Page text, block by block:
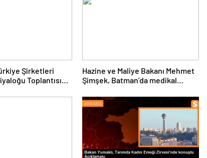
Şirketleri
Toplantısı
Hazine ve Maliye Bakanı Mehmet
Şimşek, Batman’da medikal
fabrikanın açılışını gerçekleştirdi